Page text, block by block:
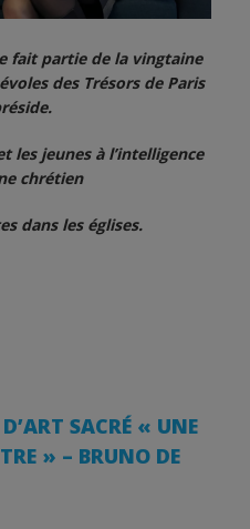
fait partie de la vingtaine
des Trésors de Paris
les jeunes à l’intelligence
chrétien
dans les églises.
SACRÉ « UNE
» – BRUNO DE